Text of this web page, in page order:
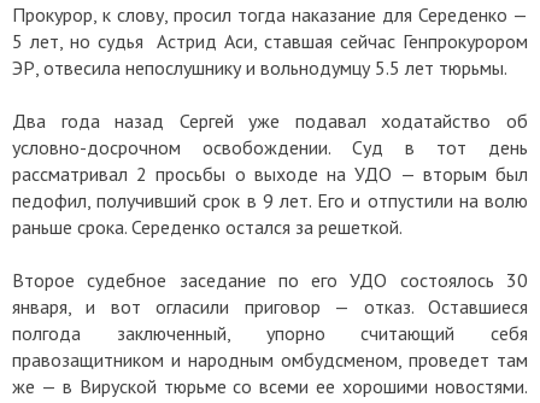
Прокурор, к слову, просил тогда наказание для Середенко —
5 лет, но судья Астрид Аси, ставшая сейчас Генпрокурором
ЭР, отвесила непослушнику и вольнодумцу 5.5 лет тюрьмы.
Два года назад Сергей уже подавал ходатайство об
условно-досрочном освобождении. Суд в тот день
рассматривал 2 просьбы о выходе на УДО — вторым был
педофил, получивший срок в 9 лет. Его и отпустили на волю
раньше срока. Середенко остался за решеткой.
Второе судебное заседание по его УДО состоялось 30
января, и вот огласили приговор — отказ. Оставшиеся
полгода заключенный, упорно считающий себя
правозащитником и народным омбудсменом, проведет там
же — в Вируской тюрьме со всеми ее хорошими новостями.